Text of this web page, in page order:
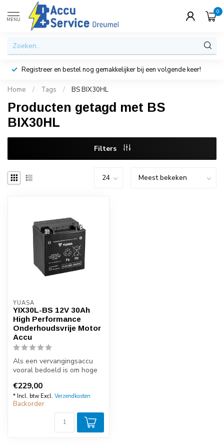
MENU
0
Registreer en bestel nog gemakkelijker bij een volgende keer!
Home / Tags / BS BIX30HL
Producten getagd met BS
BIX30HL
Filters
YUASA
YIX30L-BS 12V 30Ah
High Performance
Onderhoudsvrije Motor
Accu
Als een vervangingsaccu
vooral bedoeld is om hoge
da...
€229,00
* Incl. btw Excl. Verzendkosten
Backorder